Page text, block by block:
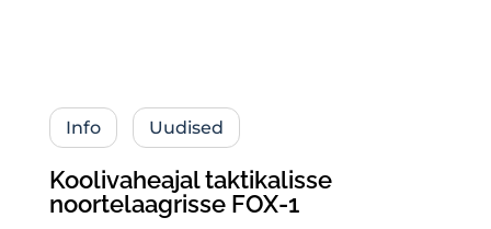
Info Uudised
Koolivaheajal taktikalisse
noortelaagrisse FOX-1